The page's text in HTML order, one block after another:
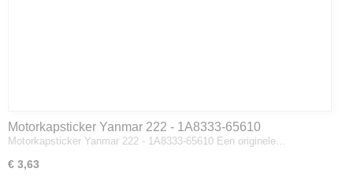
Motorkapsticker Yanmar 222 - 1A8333-65610
Motorkapsticker Yanmar 222 - 1A8333-65610 Een originele…
€ 3,63